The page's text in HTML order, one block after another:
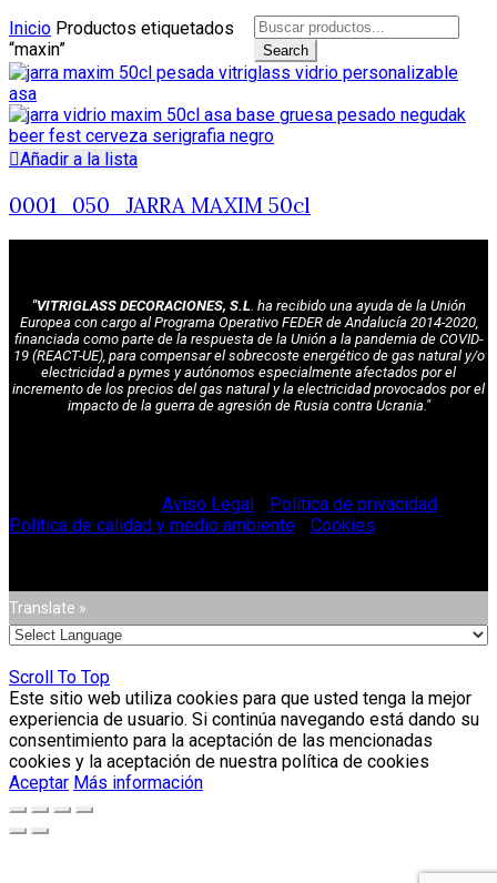
Inicio Productos etiquetados
“maxin”
Search
for:
Search
Añadir a la lista
0001_050_JARRA MAXIM 50cl
"VITRIGLASS DECORACIONES, S.L . ha recibido una ayuda de la Unión
Europea con cargo al Programa Operativo FEDER de Andalucía 2014-2020,
financiada como parte de la respuesta de la Unión a la pandemia de COVID-
19 (REACT-UE), para compensar el sobrecoste energético de gas natural y/o
electricidad a pymes y autónomos especialmente afectados por el
incremento de los precios del gas natural y la electricidad provocados por el
impacto de la guerra de agresión de Rusia contra Ucrania."
Aviso Legal Política de privacidad
Política de calidad y medio ambiente
Cookies
Translate »
Scroll To Top
Este sitio web utiliza cookies para que usted tenga la mejor
experiencia de usuario. Si continúa navegando está dando su
consentimiento para la aceptación de las mencionadas
cookies y la aceptación de nuestra política de cookies
Aceptar Más información